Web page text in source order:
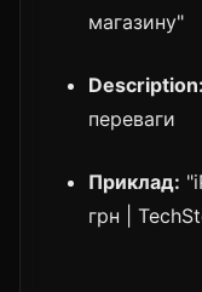
магазину"
Description:
переваги
Приклад:
грн |